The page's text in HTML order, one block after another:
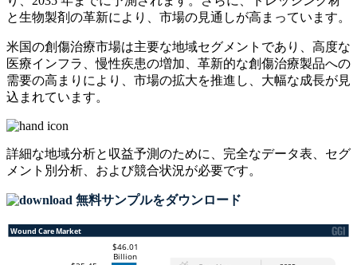
と生物製剤の革新により、市場の見通しが高まっています。
米国の創傷治療市場は主要な地域セグメントであり、高度な
医療インフラ、慢性疾患の増加、革新的な創傷治療製品への
需要の高まりにより、市場の拡大を推進し、大幅な成長が見
込まれています。
詳細な地域分析と収益予測のために、 完全なデータ表、セグ
メント別分析、および競合状況が必要です。
無料サンプルをダウンロード